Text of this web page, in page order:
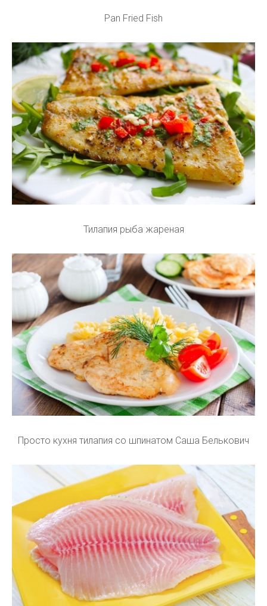
Pan Fried Fish
Тилапия рыба жареная
Просто кухня тилапия со шпинатом Саша Белькович